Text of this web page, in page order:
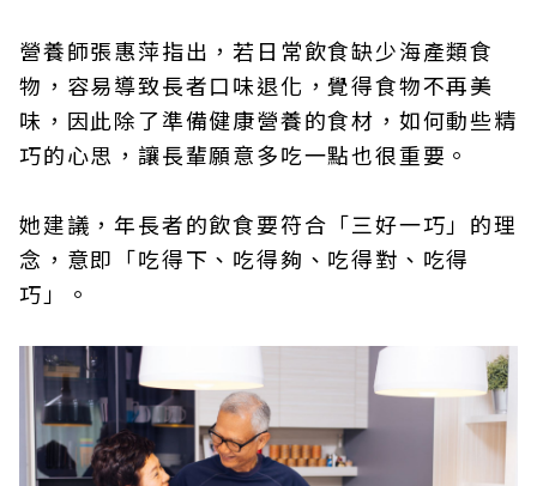
營養師張惠萍指出，若日常飲食缺少海產類食
物，容易導致長者口味退化，覺得食物不再美
味，因此除了準備健康營養的食材，如何動些精
巧的心思，讓長輩願意多吃一點也很重要。
她建議，年長者的飲食要符合「三好一巧」的理
念，意即「吃得下、吃得夠、吃得對、吃得
巧」。